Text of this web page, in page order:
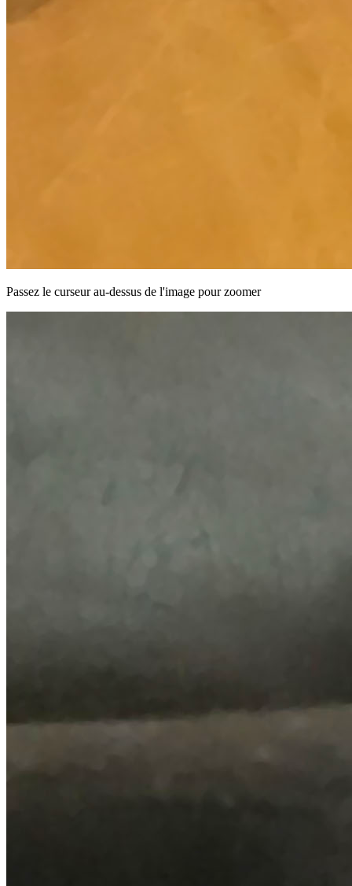
Passez le curseur au-dessus de l'image pour zoomer